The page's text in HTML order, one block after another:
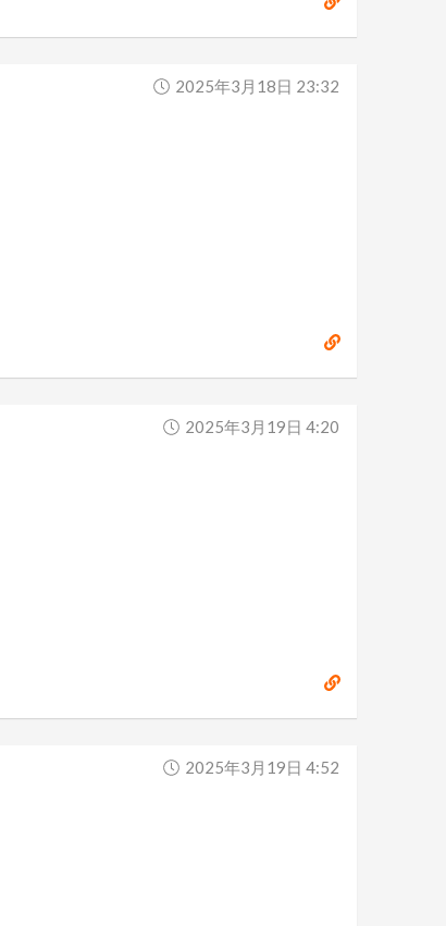
2025年3月18日 23:32
2025年3月19日 4:20
2025年3月19日 4:52